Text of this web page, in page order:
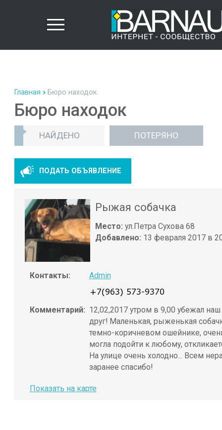
Главная Бюро находок
Бюро находок
НАЙДЕНО ПОТЕРЯНО
ПОДАТЬ ОБЪЯВЛЕНИЕ
Рыжая собачка
Место: ул.Петра Сухова 68
Добавлено: 13 февраля 2017 в
Контакты: Admin
Комментарий: 12,02,2017 утром в 9,00 убежал
друг! Маленькая, рыженькая
темно-коричневом ошейнике,
могла подойти к любому,
На улице очень холодно... Всем
заранее спасибо!
Показать на карте